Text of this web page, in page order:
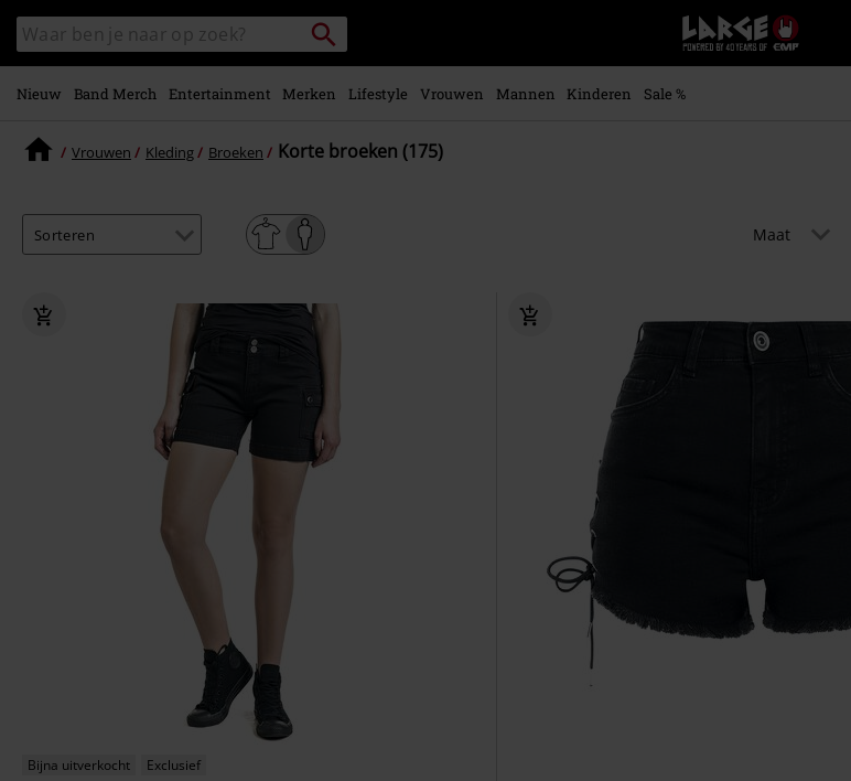
naar
hoofdinhoud
Zoek
in
catalogus
Packstation
zoeken
Large
–
Muziek-,
Nieuw Band Merch Entertainment Merken Lifestyle Vrouwen Mannen Kinderen Sale %
Vrouwen Kleding Broeken Korte broeken (175)
Maat
Bijna uitverkocht
Exclusief